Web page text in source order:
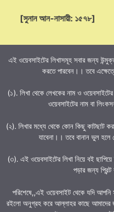
[সুনান আন-নাসায়ী: ১৫৭৮]
এই ওয়েবসাইটের লিখাসমূহ সবার জন্য
করতে পারবেন।। তবে
(১). লিখা থেকে লেখকের নাম ও
ওয়েবসাইটের নাম বা
(২). লিখার মধ্যে থেকে কোন কিছু কাটছাট
যাবেনা।। তবে বানান ভুল হলে
(৩). এই ওয়েবসাইটের লিখা নিয়ে বই
পড়ার জন্য
পরিশেষে,,এই ওয়েবসাইট থেকে যদি
রইলো অনুগ্রহ করে আল্লাহর কাছে